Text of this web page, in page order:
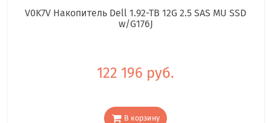
V0K7V Накопитель Dell 1.92-TB 12G 2.5 SAS MU SSD
w/G176J
122 196 руб.
В корзину